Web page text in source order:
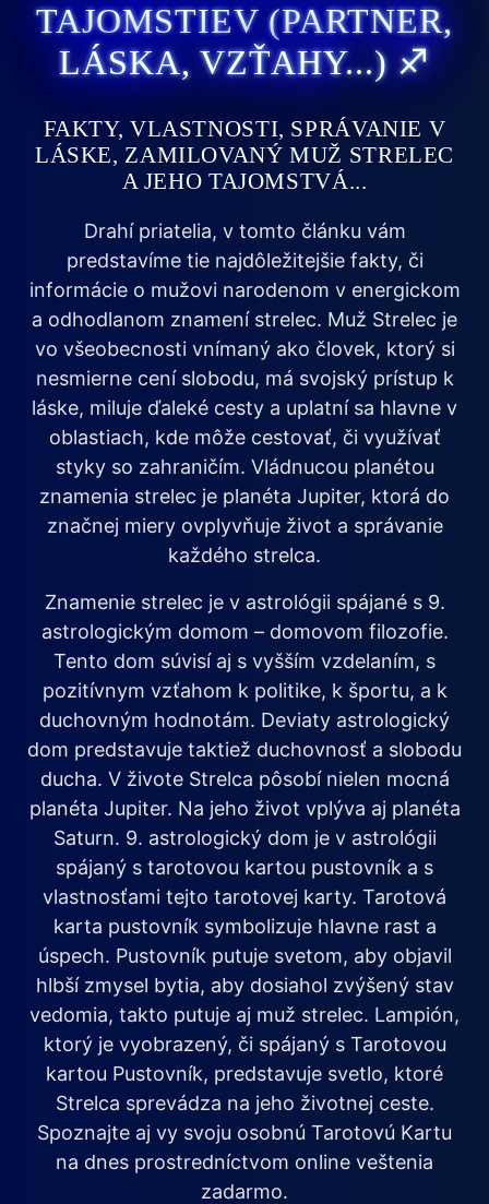
TAJOMSTIEV (PARTNER,
LÁSKA, VZŤAHY...) ♐
FAKTY, VLASTNOSTI, SPRÁVANIE V
LÁSKE, ZAMILOVANÝ MUŽ STRELEC
A JEHO TAJOMSTVÁ...
Drahí priatelia, v tomto článku vám
predstavíme tie najdôležitejšie fakty, či
informácie o mužovi narodenom v energickom
a odhodlanom znamení strelec. Muž Strelec je
vo všeobecnosti vnímaný ako človek, ktorý si
nesmierne cení slobodu, má svojský prístup k
láske, miluje ďaleké cesty a uplatní sa hlavne v
oblastiach, kde môže cestovať, či využívať
styky so zahraničím. Vládnucou planétou
znamenia strelec je planéta Jupiter, ktorá do
značnej miery ovplyvňuje život a správanie
každého strelca.
Znamenie strelec je v astrológii spájané s 9.
astrologickým domom – domovom filozofie.
Tento dom súvisí aj s vyšším vzdelaním, s
pozitívnym vzťahom k politike, k športu, a k
duchovným hodnotám. Deviaty astrologický
dom predstavuje taktiež duchovnosť a slobodu
ducha. V živote Strelca pôsobí nielen mocná
planéta Jupiter. Na jeho život vplýva aj planéta
Saturn. 9. astrologický dom je v astrológii
spájaný s tarotovou kartou pustovník a s
vlastnosťami tejto tarotovej karty. Tarotová
karta pustovník symbolizuje hlavne rast a
úspech. Pustovník putuje svetom, aby objavil
hlbší zmysel bytia, aby dosiahol zvýšený stav
vedomia, takto putuje aj muž strelec. Lampión,
ktorý je vyobrazený, či spájaný s Tarotovou
kartou Pustovník, predstavuje svetlo, ktoré
Strelca sprevádza na jeho životnej ceste.
Spoznajte aj vy svoju osobnú Tarotovú Kartu
na dnes prostredníctvom online veštenia
zadarmo.